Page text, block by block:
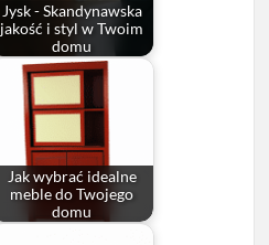
Jysk - Skandynawska
jakość i styl w Twoim
domu
Jak wybrać idealne
meble do Twojego
domu